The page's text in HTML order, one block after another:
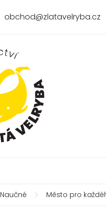
obchod@zlatavelryba.cz
Naučné Město pro